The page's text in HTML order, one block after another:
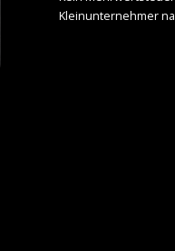
Kleinunternehmer